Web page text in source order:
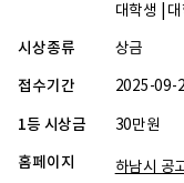
대학생 |
시상종류 상금
접수기간 2025-09-
1등 시상금 30만원
홈페이지 하남시 공